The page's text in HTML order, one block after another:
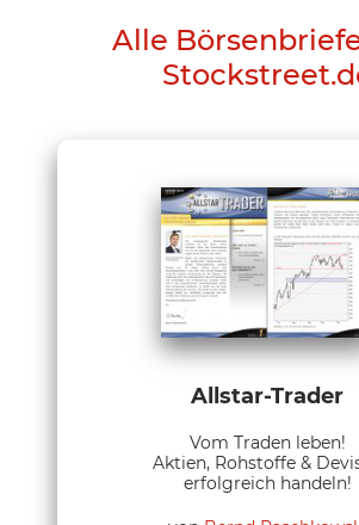
Alle
Allstar-Trader
Vom Traden leben!
Aktien, Rohstoffe &
erfolgreich handeln!